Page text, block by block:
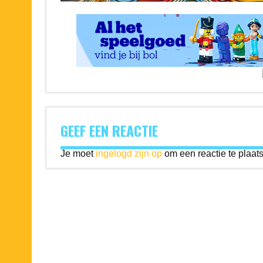
GEEF EEN REACTIE
Je moet ingelogd zijn opom een reactie te